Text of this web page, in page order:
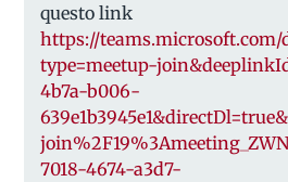
questo link
https://
type=meetup-
4b7a-b006-
7018-4674-a3d7-